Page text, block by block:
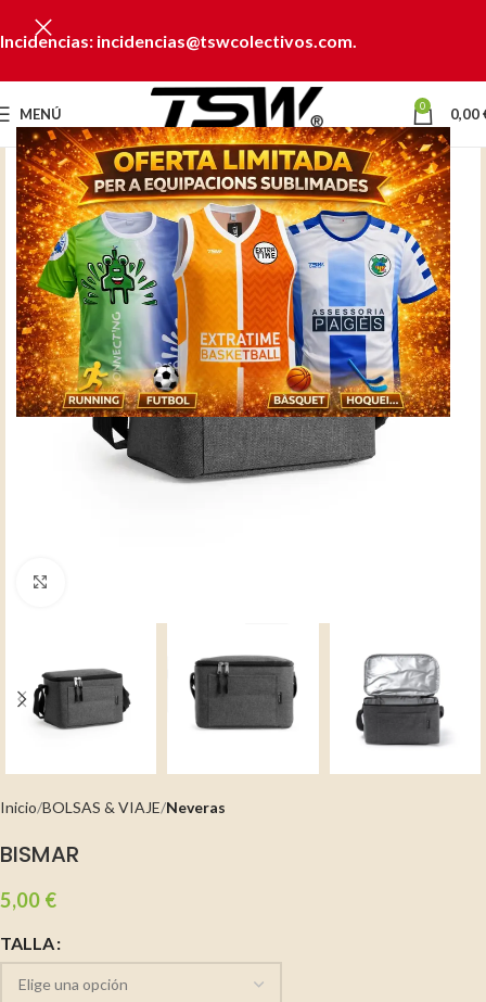
Incidencias: incidencias@tswcolectivos.com.
MENÚ 0 0,00
Inicio BOLSAS & VIAJE Neveras
BISMAR
5,00 €
TALLA